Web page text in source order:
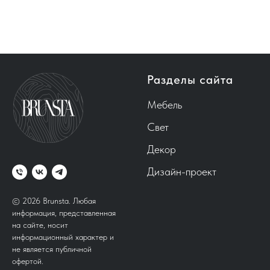
© 2026 Brunsta. Любая
информация, представленная
на сайте, носит
информационный характер и
не является публичной
офертой.
Разделы сайта
Мебель
Свет
Декор
Дизайн-проект